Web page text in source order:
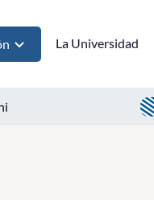
La Universidad